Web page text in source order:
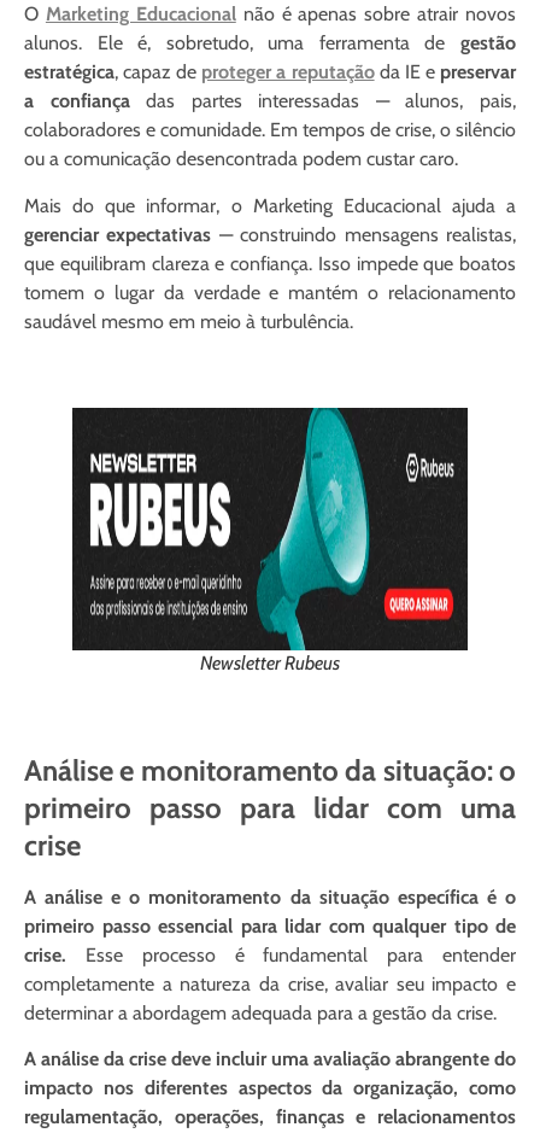
O Marketing Educacionalnão é apenas sobre atrair novos
alunos. Ele é, sobretudo, uma ferramenta de gestão
estratégica, capaz de proteger a reputaçãoda IE e preservar
a confiançadas partes interessadas — alunos, pais,
colaboradores e comunidade. Em tempos de crise, o silêncio
ou a comunicação desencontrada podem custar caro.
Mais do que informar, o Marketing Educacional ajuda a
gerenciar expectativas — construindo mensagens realistas,
que equilibram clareza e confiança. Isso impede que boatos
tomem o lugar da verdade e mantém o relacionamento
saudável mesmo em meio à turbulência.
Newsletter Rubeus
Análise e monitoramento da situação: o
primeiro passo para lidar com uma
crise
A análise e o monitoramento da situação específica é o
primeiro passo essencial para lidar com qualquer tipo de
crise. Esse processo é fundamental para entender
completamente a natureza da crise, avaliar seu impacto e
determinar a abordagem adequada para a gestão da crise.
A análise da crise deve incluir uma avaliação abrangente do
impacto nos diferentes aspectos da organização, como
regulamentação, operações, finanças e relacionamentos